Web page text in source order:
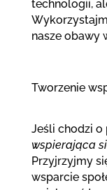
technologii,
nasze obawy
Tworzenie
Jeśli chodzi o
wspierająca
Przyjrzyjmy
wsparcie